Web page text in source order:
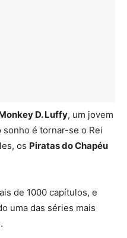
D. Luffy, um jovem
é tornar-se o Rei
os Piratas do Chapéu
de 1000 capítulos, e
uma das séries mais